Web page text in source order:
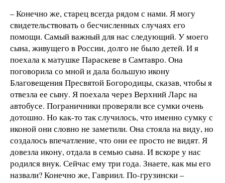
– Конечно же, старец всегда рядом с нами. Я могу
свидетельствовать о бесчисленных случаях его
помощи. Самый важный для нас следующий. У моего
сына, живущего в России, долго не было детей. И я
поехала к матушке Параскеве в Самтавро. Она
поговорила со мной и дала большую икону
Благовещения Пресвятой Богородицы, сказав, чтобы я
отвезла ее сыну. Я поехала через Верхний Ларс на
автобусе. Пограничники проверяли все сумки очень
дотошно. Но как-то так случилось, что именно сумку с
иконой они словно не заметили. Она стояла на виду, но
создалось впечатление, что они ее просто не видят. Я
довезла икону, отдала в семью сына. И вскоре у нас
родился внук. Сейчас ему три года. Знаете, как мы его
назвали? Конечно же, Гавриил. По-грузински –